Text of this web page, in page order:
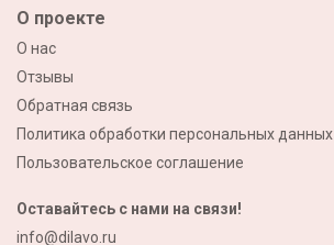
О проекте
О нас
Отзывы
Обратная связь
Политика обработки персональных данных
Пользовательское соглашение
Оставайтесь с нами на связи!
info@dilavo.ru